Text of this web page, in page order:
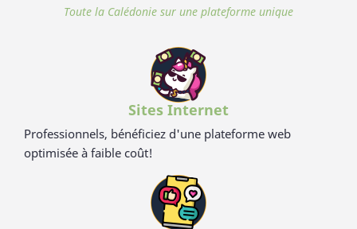
qui contiennent du mélaminé pour la coloration et le vernis,
analysé et certifié par la TUV (Allemagne), SGS (Suisse), BOKEN
(Japon), CTI (Chine), FDA (USA) pour ses hauts standards en
eco-friendliness et non-toxicité.
Toute la Calédonie sur une plateforme unique
Sites Internet
Professionnels, bénéficiez d'une plateforme web
optimisée à faible coût!